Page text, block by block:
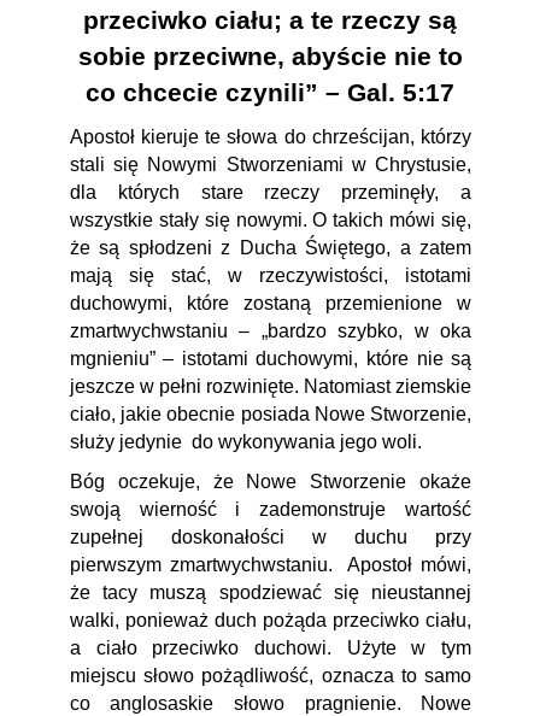
przeciwko ciału; a te rzeczy są
sobie przeciwne, abyście nie to
co chcecie czynili” – Gal. 5:17
Apostoł kieruje te słowa do chrześcijan, którzy
stali się Nowymi Stworzeniami w Chrystusie,
dla których stare rzeczy przeminęły, a
wszystkie stały się nowymi. O takich mówi się,
że są spłodzeni z Ducha Świętego, a zatem
mają się stać, w rzeczywistości, istotami
duchowymi, które zostaną przemienione w
zmartwychwstaniu – „bardzo szybko, w oka
mgnieniu” – istotami duchowymi, które nie są
jeszcze w pełni rozwinięte. Natomiast ziemskie
ciało, jakie obecnie posiada Nowe Stworzenie,
służy jedynie do wykonywania jego woli.
Bóg oczekuje, że Nowe Stworzenie okaże
swoją wierność i zademonstruje wartość
zupełnej doskonałości w duchu przy
pierwszym zmartwychwstaniu. Apostoł mówi,
że tacy muszą spodziewać się nieustannej
walki, ponieważ duch pożąda przeciwko ciału,
a ciało przeciwko duchowi. Użyte w tym
miejscu słowo pożądliwość, oznacza to samo
co anglosaskie słowo pragnienie. Nowe